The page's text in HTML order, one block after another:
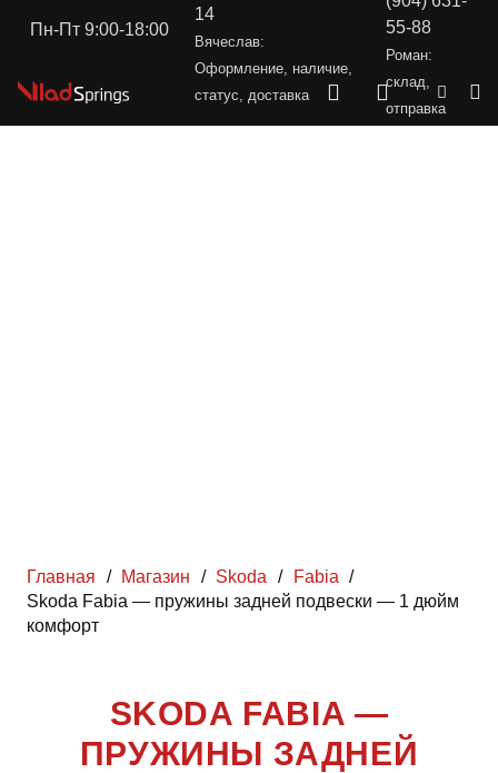
Пн-Пт 9:00-18:00
14
Вячеслав:
Оформление, наличие,
статус, доставка
55-88
Роман:
склад,
отправка
Главная / Магазин / Skoda / Fabia /
Skoda Fabia — пружины задней подвески — 1 дюйм
комфорт
SKODA FABIA —
ПРУЖИНЫ ЗАДНЕЙ